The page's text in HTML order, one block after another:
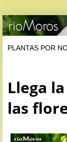
Llega
las